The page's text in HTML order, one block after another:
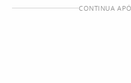
CONTINUA